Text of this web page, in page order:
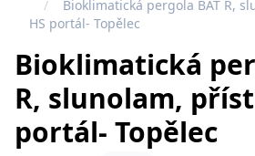
Bioklimatická pergola BAT R,
HS portál- Topělec
Bioklimatická
R, slunolam,
portál- Topělec